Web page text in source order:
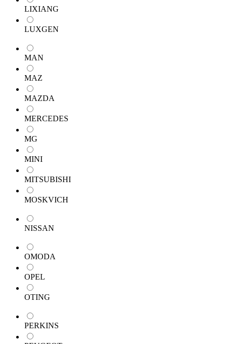
LIXIANG
LUXGEN
MAN
MAZ
MAZDA
MERCEDES
MG
MINI
MITSUBISHI
MOSKVICH
NISSAN
OMODA
OPEL
OTING
PERKINS